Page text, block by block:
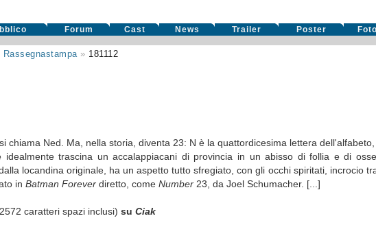
Forum Cast News Trailer Poster Foto
Rassegnastampa» 181112
chiama Ned. Ma, nella storia, diventa 23: N è la quattordicesima lettera
trascina un accalappiacani di provincia in un abisso di follia e di
locandina originale, ha un aspetto tutto sfregiato, con gli occhi spiritati, incrocio
inBatman Foreverdiretto, comeNumber 23, da Joel Schumacher. [...]
caratteri spazi inclusi)suCiak